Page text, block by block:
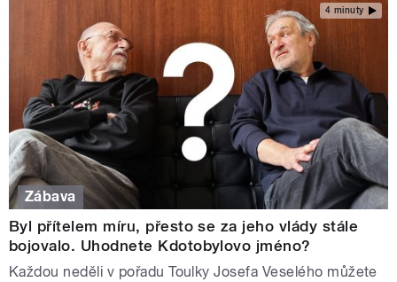
4 minuty
Zábava
Byl přítelem míru, přesto se za jeho vlády stále
bojovalo. Uhodnete Kdotobylovo jméno?
Každou neděli v pořadu Toulky Josefa Veselého můžete